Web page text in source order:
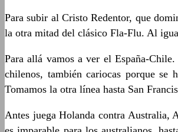
Para subir al Cristo Redentor, que
la otra mitad del clásico Fla-Flu. Al
Para allá vamos a ver el España-
chilenos, también cariocas porque se
Tomamos la otra línea hasta San
Antes juega Holanda contra Australia,